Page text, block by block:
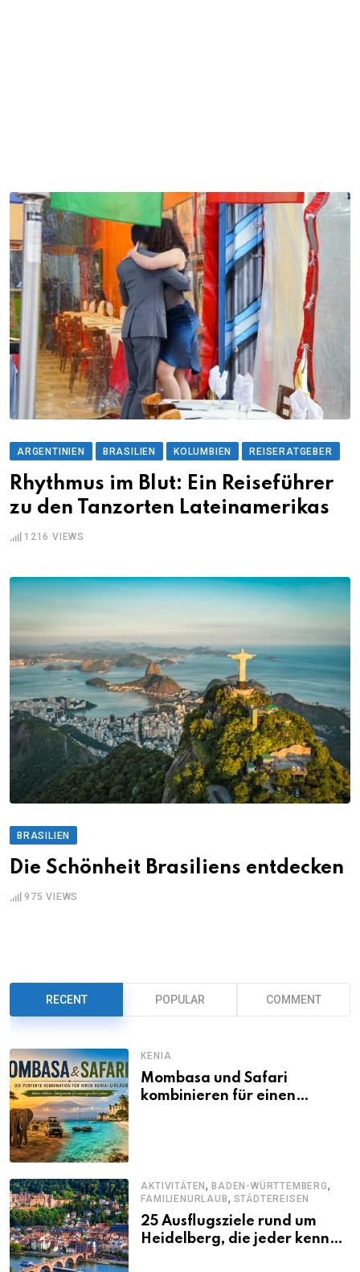
ARGENTINIEN BRASILIEN KOLUMBIEN REISERATGEBER
Rhythmus im Blut: Ein Reiseführer
zu den Tanzorten Lateinamerikas
1216 VIEWS
BRASILIEN
Die Schönheit Brasiliens entdecken
975 VIEWS
RECENT POPULAR COMMENT
KENIA
Mombasa und Safari
kombinieren für einen
AKTIVITÄTEN,BADEN-WÜRTTEMBERG,
FAMILIENURLAUB, STÄDTEREISEN
25 Ausflugsziele rund um
Heidelberg, die jeder kennen